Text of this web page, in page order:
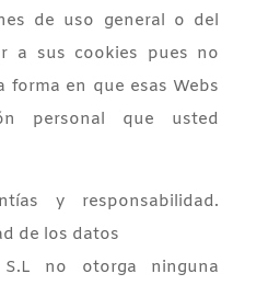
de uso general o del
a sus cookies pues no
forma en que esas Webs
personal que usted
y responsabilidad.
de los datos
no otorga ninguna